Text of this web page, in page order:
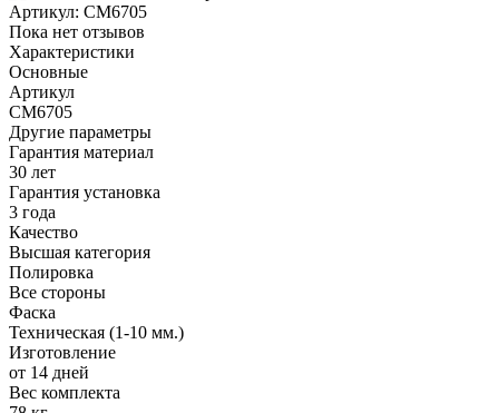
Артикул: CM6705
Пока нет отзывов
Характеристики
Основные
Артикул
CM6705
Другие параметры
Гарантия материал
30 лет
Гарантия установка
3 года
Качество
Высшая категория
Полировка
Все стороны
Фаска
Техническая (1-10 мм.)
Изготовление
от 14 дней
Вес комплекта